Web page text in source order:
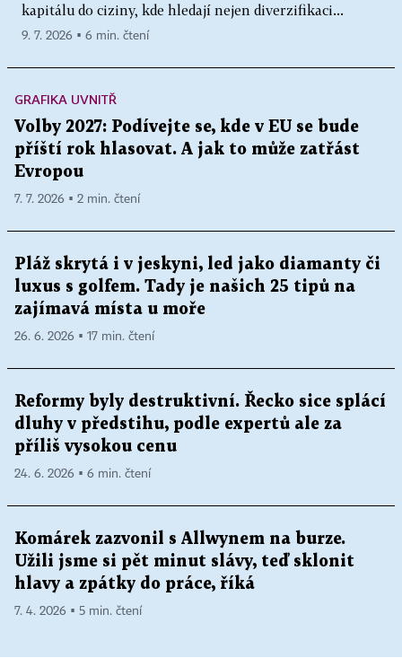
kapitálu do ciziny, kde hledají nejen diverzifikaci...
9. 7. 2026 ▪ 6 min. čtení
GRAFIKA UVNITŘ
Volby 2027: Podívejte se, kde v EU se bude
příští rok hlasovat. A jak to může zatřást
Evropou
7. 7. 2026 ▪ 2 min. čtení
Pláž skrytá i v jeskyni, led jako diamanty či
luxus s golfem. Tady je našich 25 tipů na
zajímavá místa u moře
26. 6. 2026 ▪ 17 min. čtení
Reformy byly destruktivní. Řecko sice splácí
dluhy v předstihu, podle expertů ale za
příliš vysokou cenu
24. 6. 2026 ▪ 6 min. čtení
Komárek zazvonil s Allwynem na burze.
Užili jsme si pět minut slávy, teď sklonit
hlavy a zpátky do práce, říká
7. 4. 2026 ▪ 5 min. čtení